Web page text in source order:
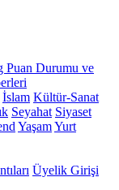
Puan Durumu ve
İslam Kültür-Sanat
Seyahat Siyaset
YaşamYurt
Üyelik Girişi